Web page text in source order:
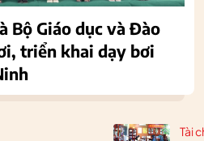
Tài
Bộ Giáo dục và Đào
triển khai dạy bơi